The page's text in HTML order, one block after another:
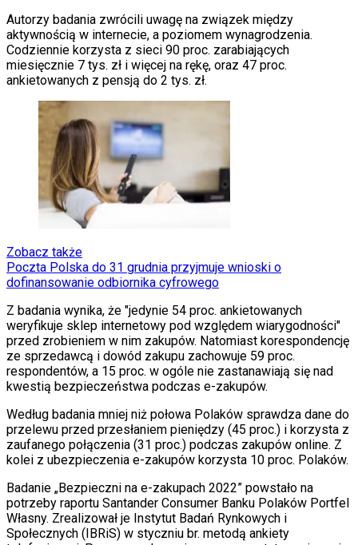
Autorzy badania zwrócili uwagę na związek między
aktywnością w internecie, a poziomem wynagrodzenia.
Codziennie korzysta z sieci 90 proc. zarabiających
miesięcznie 7 tys. zł i więcej na rękę, oraz 47 proc.
ankietowanych z pensją do 2 tys. zł.
Zobacz także
Poczta Polska do 31 grudnia przyjmuje wnioski o
dofinansowanie odbiornika cyfrowego
Z badania wynika, że "jedynie 54 proc. ankietowanych
weryfikuje sklep internetowy pod względem wiarygodności"
przed zrobieniem w nim zakupów. Natomiast korespondencję
ze sprzedawcą i dowód zakupu zachowuje 59 proc.
respondentów, a 15 proc. w ogóle nie zastanawiają się nad
kwestią bezpieczeństwa podczas e-zakupów.
Według badania mniej niż połowa Polaków sprawdza dane do
przelewu przed przesłaniem pieniędzy (45 proc.) i korzysta z
zaufanego połączenia (31 proc.) podczas zakupów online. Z
kolei z ubezpieczenia e-zakupów korzysta 10 proc. Polaków.
Badanie „Bezpieczni na e-zakupach 2022” powstało na
potrzeby raportu Santander Consumer Banku Polaków Portfel
Własny. Zrealizował je Instytut Badań Rynkowych i
Społecznych (IBRiS) w styczniu br. metodą ankiety